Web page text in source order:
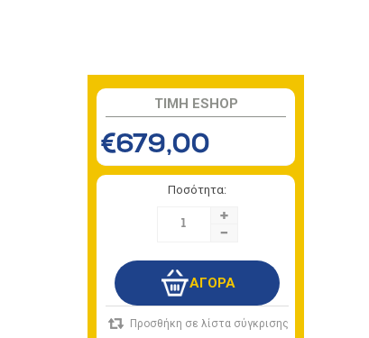
TIMH ESHOP
€679,00
Ποσότητα:
+
-